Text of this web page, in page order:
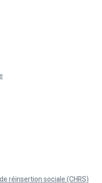
réinsertion sociale (CHRS)